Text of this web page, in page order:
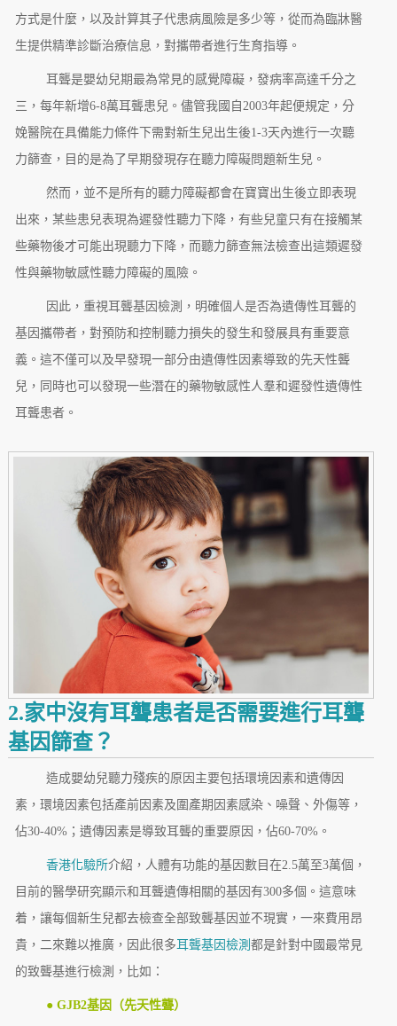
方式是什麼，以及計算其子代患病風險是多少等，從而為臨牀醫
生提供精準診斷治療信息，對攜帶者進行生育指導。
耳聾是嬰幼兒期最為常見的感覺障礙，發病率高達千分之
三，每年新增6-8萬耳聾患兒。儘管我國自2003年起便規定，分
娩醫院在具備能力條件下需對新生兒出生後1-3天內進行一次聽
力篩查，目的是為了早期發現存在聽力障礙問題新生兒。
然而，並不是所有的聽力障礙都會在寶寶出生後立即表現
出來，某些患兒表現為遲發性聽力下降，有些兒童只有在接觸某
些藥物後才可能出現聽力下降，而聽力篩查無法檢查出這類遲發
性與藥物敏感性聽力障礙的風險。
因此，重視耳聾基因檢測，明確個人是否為遺傳性耳聾的
基因攜帶者，對預防和控制聽力損失的發生和發展具有重要意
義。這不僅可以及早發現一部分由遺傳性因素導致的先天性聾
兒，同時也可以發現一些潛在的藥物敏感性人羣和遲發性遺傳性
耳聾患者。
2.家中沒有耳聾患者是否需要進行耳聾
基因篩查？
造成嬰幼兒聽力殘疾的原因主要包括環境因素和遺傳因
素，環境因素包括產前因素及圍產期因素感染、噪聲、外傷等，
佔30-40%；遺傳因素是導致耳聾的重要原因，佔60-70%。
香港化驗所介紹，人體有功能的基因數目在2.5萬至3萬個，
目前的醫學研究顯示和耳聾遺傳相關的基因有300多個。這意味
着，讓每個新生兒都去檢查全部致聾基因並不現實，一來費用昂
貴，二來難以推廣，因此很多耳聾基因檢測 都是針對中國最常見
的致聾基進行檢測，比如：
● GJB2基因（先天性聾）